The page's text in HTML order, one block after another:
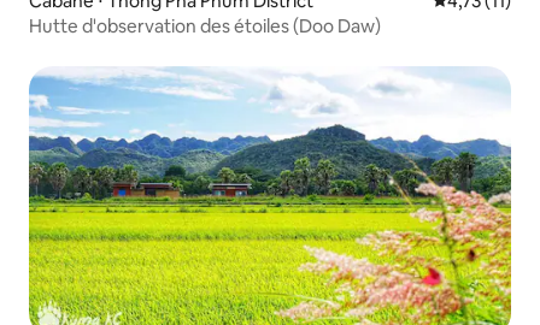
Hutte d'observation des étoiles (Doo Daw)